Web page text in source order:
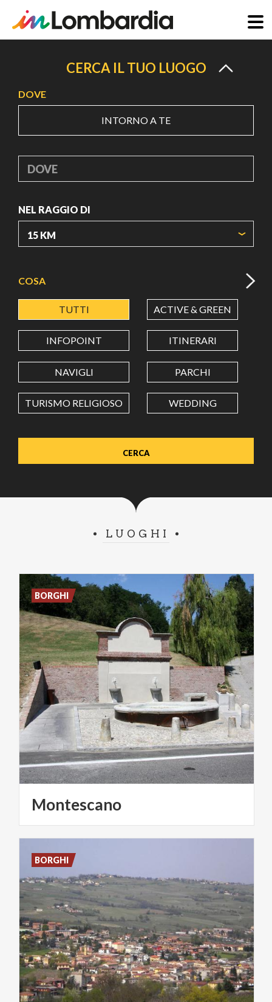
principale
CERCA IL TUO LUOGO
DOVE
INTORNO A TE
DOVE
NEL RAGGIO DI
LATITUDINE
LONGITUDINE
Value in decimal degrees. Use dot (.) as decimal separator.
COSA
TUTTI ACTIVE & GREEN
INFOPOINT ITINERARI
NAVIGLI PARCHI
TURISMO RELIGIOSO WEDDING
LUOGHI
Montescano
BORGHI
BORGHI